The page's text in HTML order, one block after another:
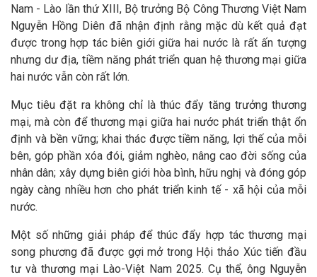
Nam - Lào lần thứ XIII, Bộ trưởng Bộ Công Thương Việt Nam
Nguyễn Hồng Diên đã nhận định rằng mặc dù kết quả đạt
được trong hợp tác biên giới giữa hai nước là rất ấn tượng
nhưng dư địa, tiềm năng phát triển quan hệ thương mại giữa
hai nước vẫn còn rất lớn.
Mục tiêu đặt ra không chỉ là thúc đẩy tăng trưởng thương
mại, mà còn để thương mại giữa hai nước phát triển thật ổn
định và bền vững; khai thác được tiềm năng, lợi thế của mỗi
bên, góp phần xóa đói, giảm nghèo, nâng cao đời sống của
nhân dân; xây dựng biên giới hòa bình, hữu nghị và đóng góp
ngày càng nhiều hơn cho phát triển kinh tế - xã hội của mỗi
nước.
Một số những giải pháp để thúc đẩy hợp tác thương mại
song phương đã được gợi mở trong Hội thảo Xúc tiến đầu
tư và thương mại Lào-Việt Nam 2025. Cụ thể, ông Nguyễn